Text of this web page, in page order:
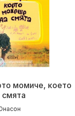
момиче, което